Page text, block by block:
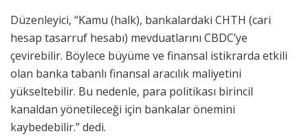
Düzenleyici, “Kamu (halk), bankalardaki CHTH (cari
hesap tasarruf hesabı) mevduatlarını CBDC’ye
çevirebilir. Böylece büyüme ve finansal istikrarda etkili
olan banka tabanlı finansal aracılık maliyetini
yükseltebilir. Bu nedenle, para politikası birincil
kanaldan yönetileceği için bankalar önemini
kaybedebilir.” dedi.